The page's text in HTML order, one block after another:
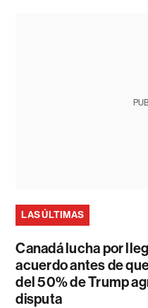
LAS ÚLTIMAS
Canadá lucha por
acuerdo antes de
del 50% de Trump
disputa